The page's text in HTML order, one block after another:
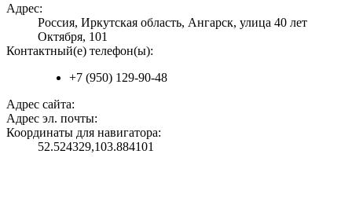
Адрес:
Россия, Иркутская область, Ангарск, улица 40 лет
Октября, 101
Контактный(е) телефон(ы):
+7 (950) 129-90-48
Адрес сайта:
Адрес эл. почты:
Координаты для навигатора:
52.524329,103.884101